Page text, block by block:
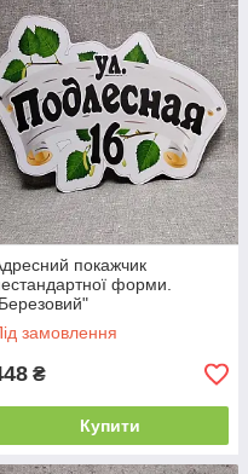
покажчик
форми.
замовлення
₴
Купити